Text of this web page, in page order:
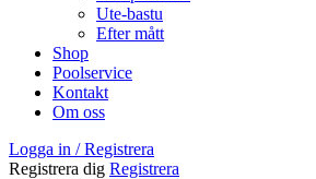
Ute-bastu
Efter mått
Shop
Poolservice
Kontakt
Om oss
Logga in / Registrera
Registrera dig Registrera